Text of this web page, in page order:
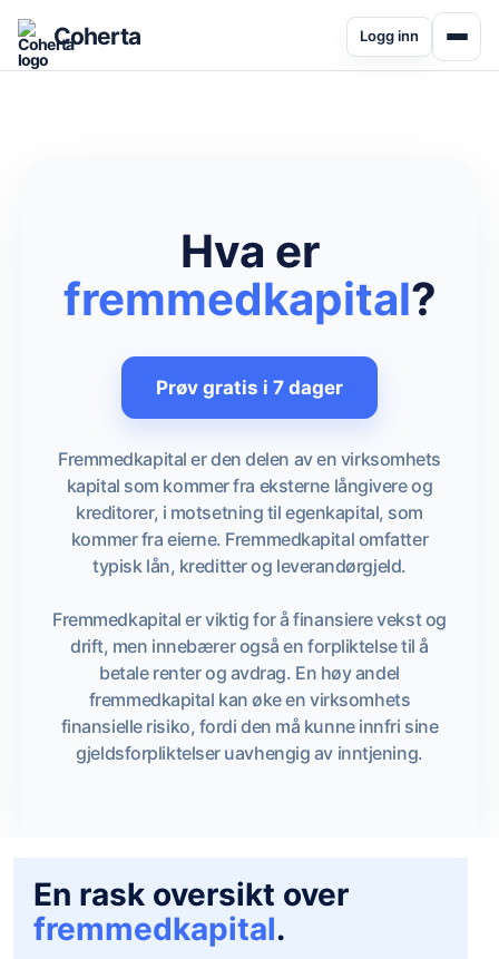
Coherta Logg inn
Hva er
fremmedkapital?
Prøv gratis i 7 dager
Fremmedkapital er den delen av en virksomhets
kapital som kommer fra eksterne långivere og
kreditorer, i motsetning til egenkapital, som
kommer fra eierne. Fremmedkapital omfatter
typisk lån, kreditter og leverandørgjeld.
Fremmedkapital er viktig for å finansiere vekst og
drift, men innebærer også en forpliktelse til å
betale renter og avdrag. En høy andel
fremmedkapital kan øke en virksomhets
finansielle risiko, fordi den må kunne innfri sine
gjeldsforpliktelser uavhengig av inntjening.
En rask oversikt over
fremmedkapital.